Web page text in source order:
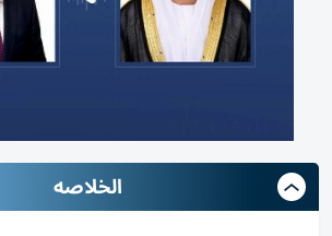
الخلاصه